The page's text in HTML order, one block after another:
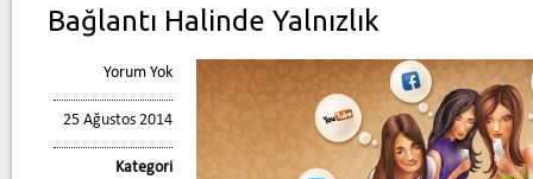
Bağlantı Halinde Yalnızlık
Yorum Yok
25 Ağustos 2014
Kategori